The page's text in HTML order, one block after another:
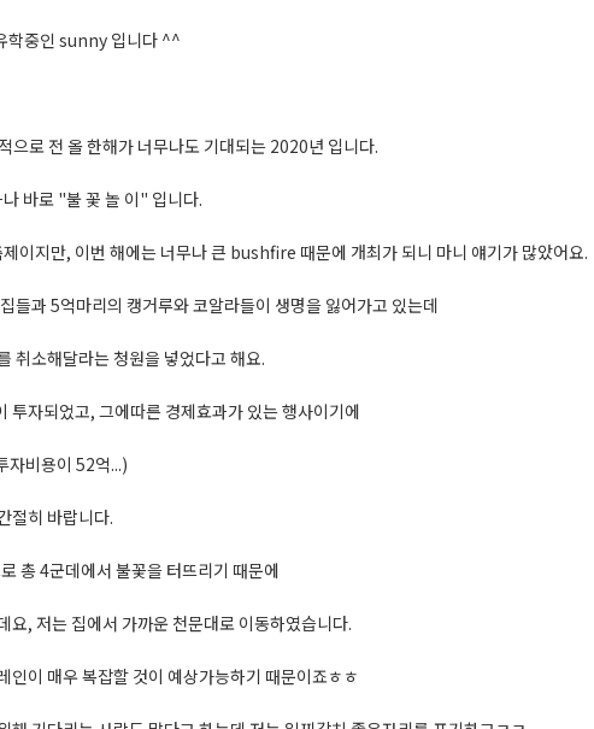
중인 sunny 입니다 ^^
으로 전 올 한해가 너무나도 기대되는 2020년 입니다.
바로 "불 꽃 놀 이" 입니다.
이지만, 이번 해에는 너무나 큰 bushfire 때문에 개최가 되니 마니 얘기가 많았어요.
들과 5억마리의 캥거루와 코알라들이 생명을 잃어가고 있는데
취소해달라는 청원을 넣었다고 해요.
투자되었고, 그에따른 경제효과가 있는 행사이기에
자비용이 52억...)
절히 바랍니다.
총 4군데에서 불꽃을 터뜨리기 때문에
요, 저는 집에서 가까운 천문대로 이동하였습니다.
인이 매우 복잡할 것이 예상가능하기 때문이죠ㅎㅎ